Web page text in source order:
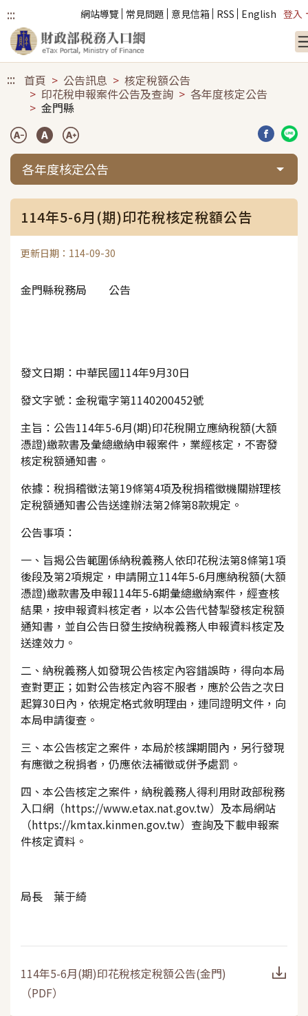
::: 網站導覽 常見問題 意見信箱 RSS English 登入
::: 首頁 公告訊息
核定稅額公告
印花稅申報案件公告及查詢
各年度核定公告
金門縣
分享到
分
各年度核定公告
114年5-6月(期)印花稅核定稅額公告
更新日期：114-09-30
金門縣稅務局 公告
發文日期：中華民國114年9月30日
發文字號：金稅電字第1140200452號
主旨：公告114年5-6月(期)印花稅開立應納稅額(大額
憑證)繳款書及彙總繳納申報案件，業經核定，不寄發
核定稅額通知書。
依據：稅捐稽徵法第19條第4項及稅捐稽徵機關辦理核
定稅額通知書公告送達辦法第2條第8款規定。
公告事項：
一、旨揭公告範圍係納稅義務人依印花稅法第8條第1項
後段及第2項規定，申請開立114年5-6月應納稅額(大額
憑證)繳款書及申報114年5-6期彙總繳納案件，經查核
結果，按申報資料核定者，以本公告代替掣發核定稅額
通知書，並自公告日發生按納稅義務人申報資料核定及
送達效力。
二、納稅義務人如發現公告核定內容錯誤時，得向本局
查對更正；如對公告核定內容不服者，應於公告之次日
起算30日內，依規定格式敘明理由，連同證明文件，向
本局申請復查。
三、本公告核定之案件，本局於核課期間內，另行發現
有應徵之稅捐者，仍應依法補徵或併予處罰。
四、本公告核定之案件，納稅義務人得利用財政部稅務
入口網（https://www.etax.nat.gov.tw）及本局網站
（https://kmtax.kinmen.gov.tw）查詢及下載申報案
件核定資料。
局長 葉于綺
114年5-6月(期)印花稅核定稅額公告(金門)
（PDF）